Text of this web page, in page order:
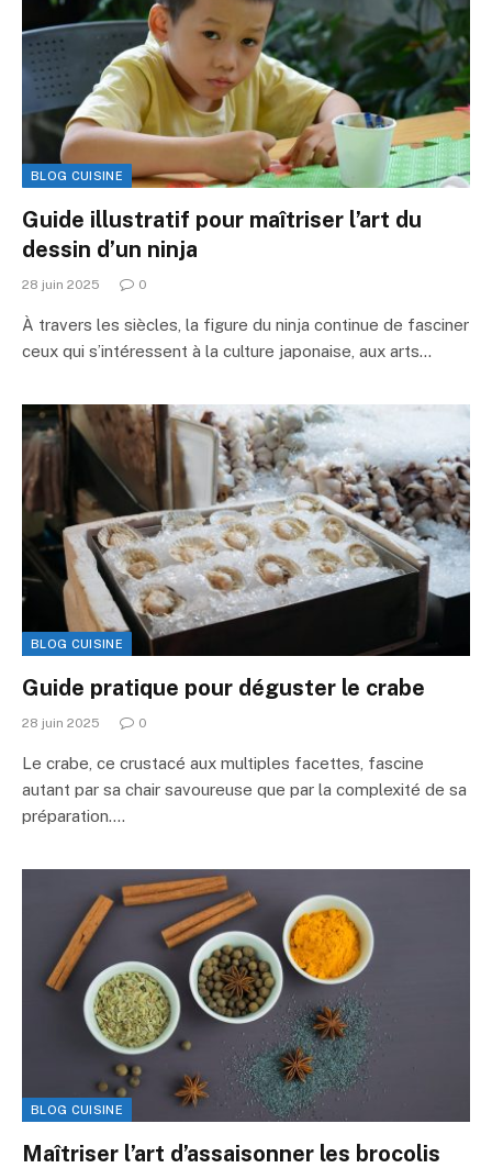
BLOG CUISINE
Guide illustratif pour maîtriser l’art du
dessin d’un ninja
28 juin 2025 0
À travers les siècles, la figure du ninja continue de fasciner
ceux qui s’intéressent à la culture japonaise, aux arts…
BLOG CUISINE
Guide pratique pour déguster le crabe
28 juin 2025 0
Le crabe, ce crustacé aux multiples facettes, fascine
autant par sa chair savoureuse que par la complexité de sa
préparation.…
BLOG CUISINE
Maîtriser l’art d’assaisonner les brocolis